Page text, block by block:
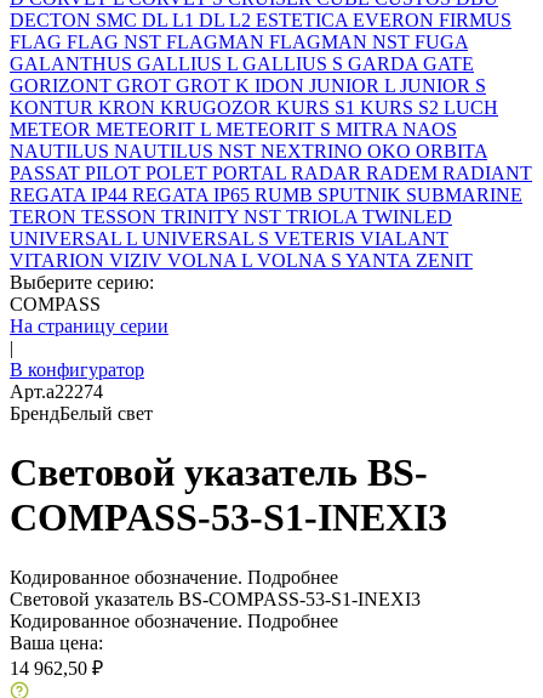
DECTON SMC DL L1 DL L2 ESTETICA EVERON FIRMUS
FLAG FLAG NST FLAGMAN FLAGMAN NST FUGA
GALANTHUS GALLIUS L GALLIUS S GARDA GATE
GORIZONT GROT GROT K IDON JUNIOR L JUNIOR S
KONTUR KRON KRUGOZOR KURS S1 KURS S2 LUCH
METEOR METEORIT L METEORIT S MITRA NAOS
NAUTILUS NAUTILUS NST NEXTRINO OKO ORBITA
PASSAT PILOT POLET PORTAL RADAR RADEM RADIANT
REGATA IP44 REGATA IP65 RUMB SPUTNIK SUBMARINE
TERON TESSON TRINITY NST TRIOLA TWINLED
UNIVERSAL L UNIVERSAL S VETERIS VIALANT
VITARION VIZIV VOLNA L VOLNA S YANTA ZENIT
Выберите серию:
COMPASS
На страницу серии
|
В конфигуратор
Арт.a22274
БрендБелый свет
Световой указатель BS-
COMPASS-53-S1-INEXI3
Кодированное обозначение. Подробнее
Световой указатель BS-COMPASS-53-S1-INEXI3
Кодированное обозначение. Подробнее
Ваша цена:
14 962,50 ₽